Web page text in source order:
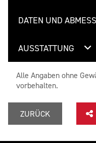
DATEN UND
AUSSTATTUNG
Alle Angaben ohne
vorbehalten.
ZURÜCK